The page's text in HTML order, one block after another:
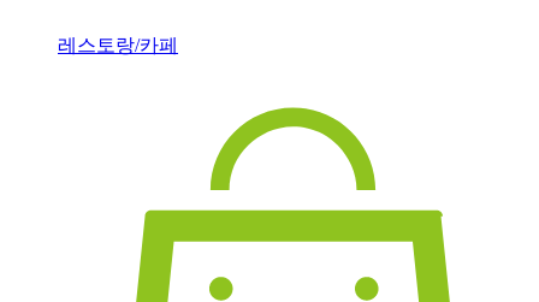
레스토랑/카페